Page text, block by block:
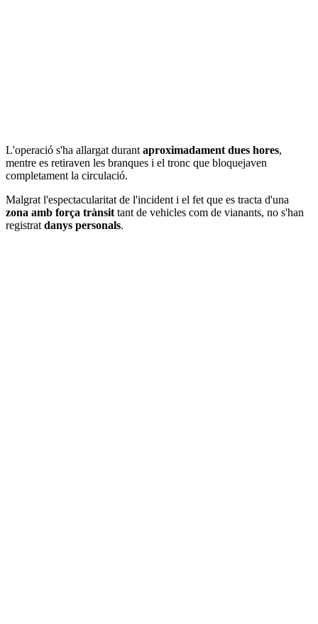
L'operació s'ha allargat durantaproximadament dues hores,
mentre es retiraven les branques i el tronc que bloquejaven
completament la circulació.
Malgrat l'espectacularitat de l'incident i el fet que es tracta d'una
zona amb força trànsittant de vehicles com de vianants, no s'han
registratdanys personals.